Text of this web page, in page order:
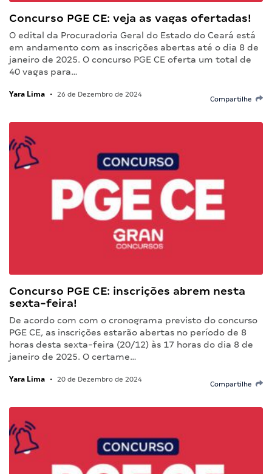
Concurso PGE CE: veja as vagas ofertadas!
O edital da Procuradoria Geral do Estado do Ceará está
em andamento com as inscrições abertas até o dia 8 de
janeiro de 2025. O concurso PGE CE oferta um total de
40 vagas para…
Yara Lima • 26 de Dezembro de 2024
Compartilhe
Concurso PGE CE: inscrições abrem nesta
sexta-feira!
De acordo com com o cronograma previsto do concurso
PGE CE, as inscrições estarão abertas no período de 8
horas desta sexta-feira (20/12) às 17 horas do dia 8 de
janeiro de 2025. O certame…
Yara Lima • 20 de Dezembro de 2024
Compartilhe